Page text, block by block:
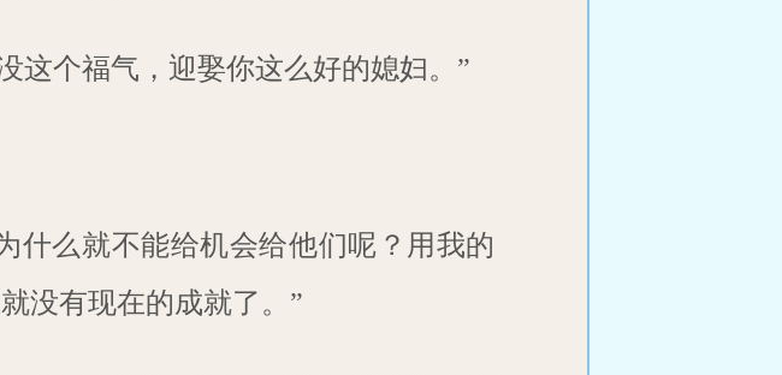
这个福气，迎娶你这么好的媳妇。”
什么就不能给机会给他们呢？用我的
没有现在的成就了。”